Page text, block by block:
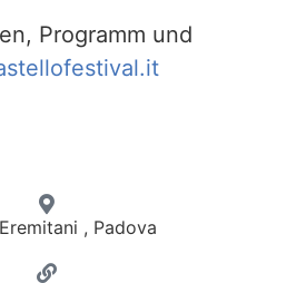
Programm und
, Padova